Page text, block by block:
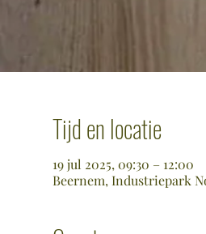
Tijd en locatie
19 jul 2025, 09:30 – 12:00
Beernem, Industriepark